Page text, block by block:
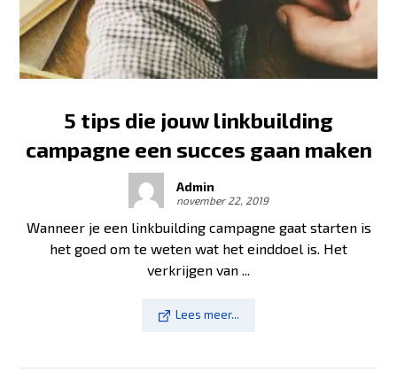
5 tips die jouw linkbuilding
campagne een succes gaan maken
Admin
november 22, 2019
Wanneer je een linkbuilding campagne gaat starten is
het goed om te weten wat het einddoel is. Het
verkrijgen van ...
Lees meer...